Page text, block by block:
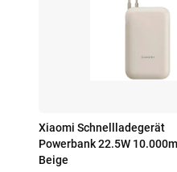
Xiaomi Schnellladegerät
Powerbank 22.5W
Beige